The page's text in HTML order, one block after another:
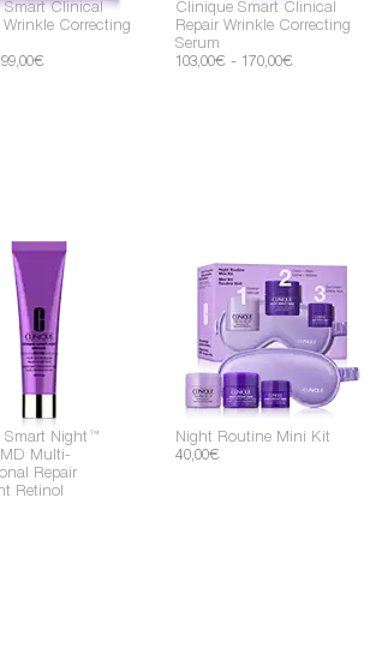
Cream
Smart Clinical
Correcting
Clinique Smart Clinical
Repair Wrinkle Correcting
Serum
103,00€ - 170,00€
Smart Night™
Multi-
Repair
Retinol
Night Routine Mini Kit
40,00€